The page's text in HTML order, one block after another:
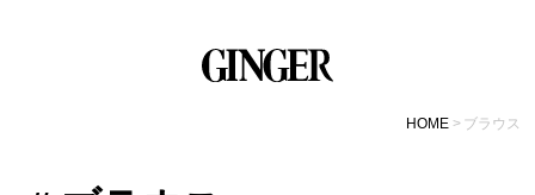
HOME ブラウス